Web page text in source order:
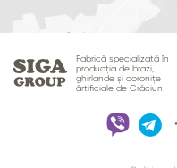
Fabrică specializată în
producția de brazi,
ghirlande și coronițe
ărtificiale de Crăciun